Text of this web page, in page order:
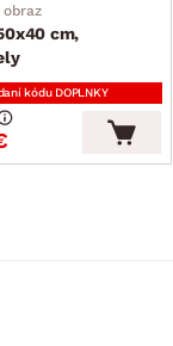
obraz
cm,
kódu DOPLNKY